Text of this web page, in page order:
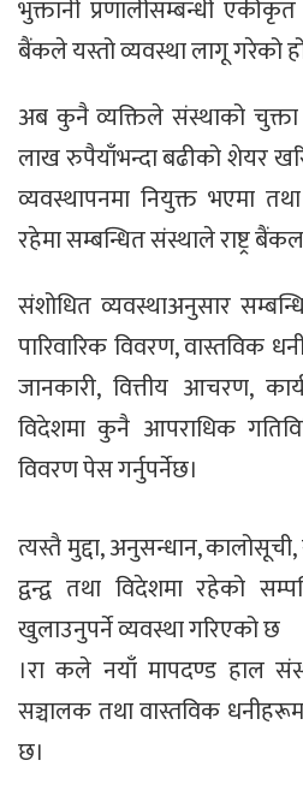
भुक्तानी प्रणालीसम्बन्धी एकीकृत
बैंकले यस्तो व्यवस्था लागू गरेको
अब कुनै व्यक्तिले संस्थाको
लाख रुपैयाँभन्दा बढीको शेयर
व्यवस्थापनमा नियुक्त भएमा
रहेमा सम्बन्धित संस्थाले राष्ट्र
संशोधित व्यवस्थाअनुसार
पारिवारिक विवरण, वास्तविक
जानकारी, वित्तीय आचरण,
विदेशमा कुनै आपराधिक
विवरण पेस गर्नुपर्नेछ।
त्यस्तै मुद्दा, अनुसन्धान,
द्वन्द्व तथा विदेशमा रहेको
खुलाउनुपर्ने व्यवस्था गरिएको छ
।रा कले नयाँ मापदण्ड हाल
सञ्चालक तथा वास्तविक
छ।